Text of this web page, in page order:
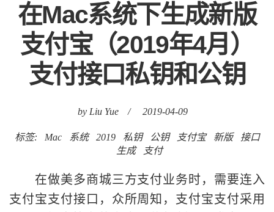
在Mac系统下生成新版
支付宝（2019年4月）
支付接口私钥和公钥
by Liu Yue / 2019-04-09
标签: Mac 系统 2019 私钥 公钥 支付宝 新版
接口
生成
支付
在做美多商城三方支付业务时，需要连入
支付宝支付接口，众所周知，支付宝支付采用